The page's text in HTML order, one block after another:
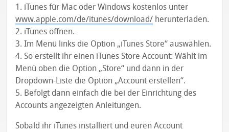
1. iTunes für Mac oder Windows kostenlos unter
www.apple.com/de/itunes/download/ herunterladen.
2. iTunes öffnen.
3. Im Menü links die Option „iTunes Store“ auswählen.
4. So erstellt ihr einen iTunes Store Account: Wählt im
Menü oben die Option „Store“ und dann in der
Dropdown-Liste die Option „Account erstellen“.
5. Befolgt dann einfach die bei der Einrichtung des
Accounts angezeigten Anleitungen.
Sobald ihr iTunes installiert und euren Account